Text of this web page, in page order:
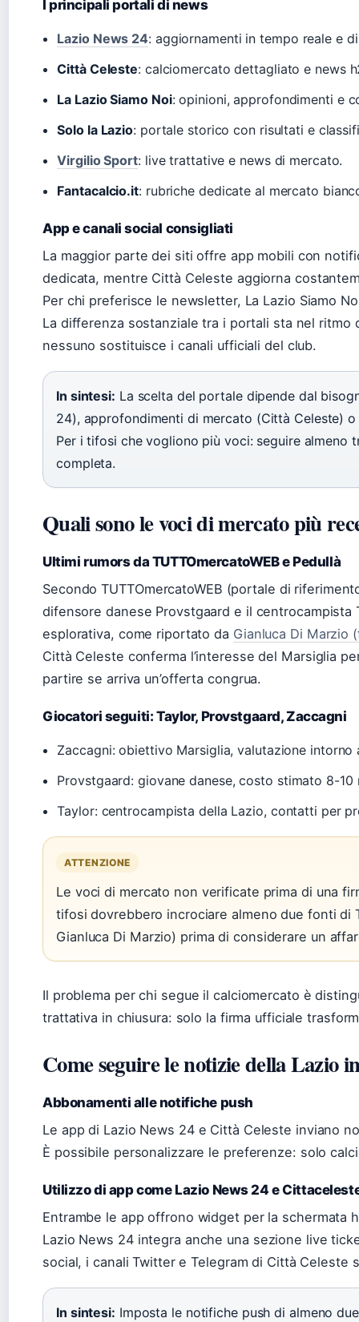
I principali portali di news
Lazio News 24: aggiornamenti in tempo reale e
Città Celeste: calciomercato dettagliato e news
La Lazio Siamo Noi: opinioni, approfondimenti e
Solo la Lazio: portale storico con risultati e
Virgilio Sport: live trattative e news di mercato.
Fantacalcio.it: rubriche dedicate al mercato
App e canali social consigliati
La maggior parte dei siti offre app mobili con
dedicata, mentre Città Celeste aggiorna
Per chi preferisce le newsletter, La Lazio Siamo
La differenza sostanziale tra i portali sta nel ritmo
nessuno sostituisce i canali ufficiali del club.
In sintesi: La scelta del portale dipende dal
24), approfondimenti di mercato (Città Celeste)
Per i tifosi che vogliono più voci: seguire almeno
completa.
Quali sono le voci di mercato più
Ultimi rumors da TUTTOmercatoWEB e Pedullà
Secondo TUTTOmercatoWEB (portale di
difensore danese Provstgaard e il
esplorativa, come riportato da Gianluca Di Marzio
Città Celeste conferma l’interesse del Marsiglia
partire se arriva un’offerta congrua.
Giocatori seguiti: Taylor, Provstgaard, Zaccagni
Zaccagni: obiettivo Marsiglia, valutazione intorno
Provstgaard: giovane danese, costo stimato 8-10
Taylor: centrocampista della Lazio, contatti per
ATTENZIONE
Le voci di mercato non verificate prima di una
tifosi dovrebbero incrociare almeno due fonti di
Gianluca Di Marzio) prima di considerare un
Il problema per chi segue il calciomercato è
trattativa in chiusura: solo la firma ufficiale
Come seguire le notizie della Lazio
Abbonamenti alle notifiche push
Le app di Lazio News 24 e Città Celeste inviano
È possibile personalizzare le preferenze: solo
Utilizzo di app come Lazio News 24 e
Entrambe le app offrono widget per la schermata
Lazio News 24 integra anche una sezione live
social, i canali Twitter e Telegram di Città Celeste
In sintesi: Imposta le notifiche push di almeno